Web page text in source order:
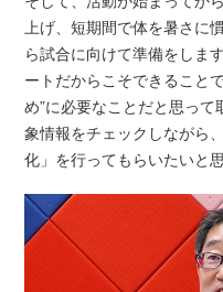
上げ、短期間で体を暑さに
ら試合に向けて準備をしま
ートだからこそできること
め”に必要なことだと思っ
象情報をチェックしながら
化」を行ってもらいたいと思